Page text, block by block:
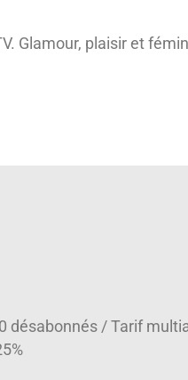
Glamour, plaisir et
désabonnés / Tarif